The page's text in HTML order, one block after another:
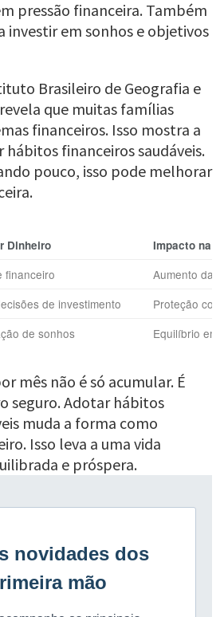
pressão financeira. Também
investir em sonhos e objetivos
Brasileiro de Geografia e
que muitas famílias
financeiros. Isso mostra a
financeiros saudáveis.
pouco, isso pode melhorar
Dinheiro Impacto na
financeiro
Aumento da
de investimento
Proteção
de sonhos
Equilíbrio em
mês não é só acumular. É
seguro. Adotar hábitos
muda a forma como
Isso leva a uma vida
e próspera.